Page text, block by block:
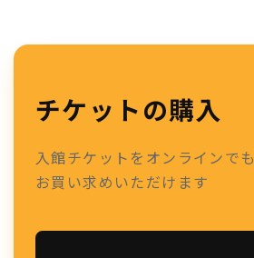
チケットの購入
入館チケットをオンラインでも
お買い求めいただけます